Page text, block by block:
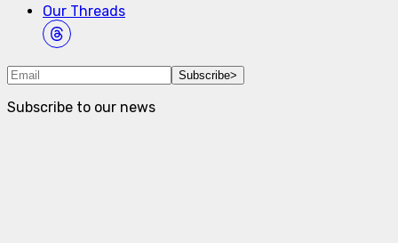
Our Threads
Subscribe>
Subscribe to our news